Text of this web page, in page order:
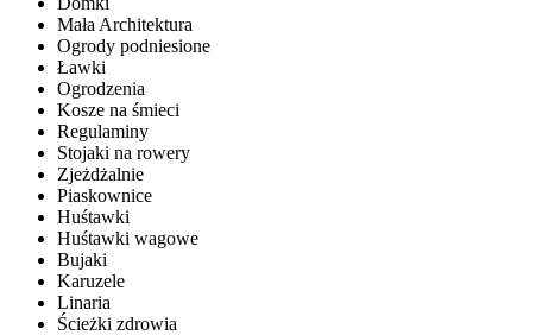
Mała Architektura
Ogrody podniesione
Ławki
Ogrodzenia
Kosze na śmieci
Regulaminy
Stojaki na rowery
Zjeżdżalnie
Piaskownice
Huśtawki
Huśtawki wagowe
Bujaki
Karuzele
Linaria
Ścieżki zdrowia